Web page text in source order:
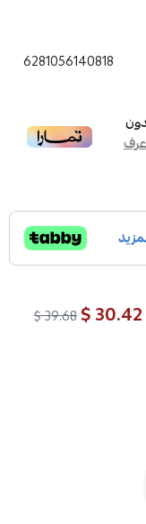
6281056140818
30.42 $
39.68 $